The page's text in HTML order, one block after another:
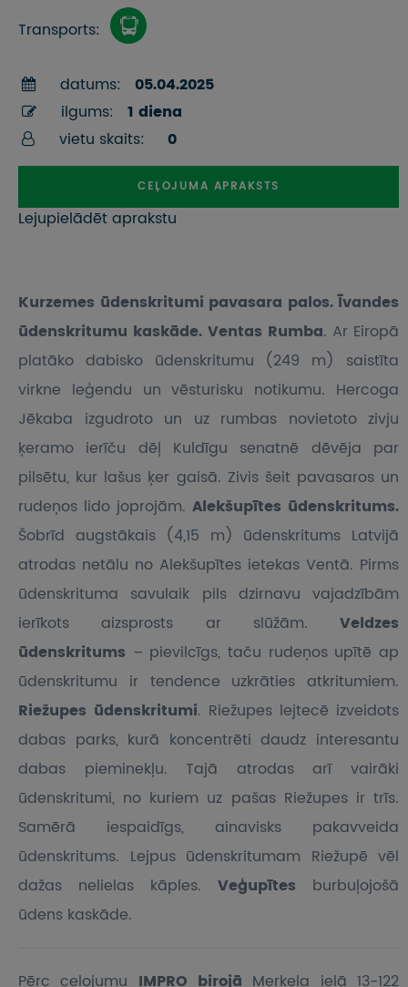
Transports:
datums:
05.04.2025
ilgums:
1 diena
vietu skaits:
0
CEĻOJUMA APRAKSTS
Lejupielādēt aprakstu
Kurzemes ūdenskritumi pavasara palos. Īvandes
ūdenskritumu kaskāde. Ventas Rumba. Ar Eiropā
platāko dabisko ūdenskritumu (249 m) saistīta
virkne leģendu un vēsturisku notikumu. Hercoga
Jēkaba izgudroto un uz rumbas novietoto zivju
ķeramo ierīču dēļ Kuldīgu senatnē dēvēja par
pilsētu, kur lašus ķer gaisā. Zivis šeit pavasaros un
rudeņos lido joprojām. Alekšupītes ūdenskritums.
Šobrīd augstākais (4,15 m) ūdenskritums Latvijā
atrodas netālu no Alekšupītes ietekas Ventā. Pirms
ūdenskrituma savulaik pils dzirnavu vajadzībām
ierīkots aizsprosts ar slūžām. Veldzes
ūdenskritums – pievilcīgs, taču rudeņos upītē ap
ūdenskritumu ir tendence uzkrāties atkritumiem.
Riežupes ūdenskritumi. Riežupes lejtecē izveidots
dabas parks, kurā koncentrēti daudz interesantu
dabas pieminekļu. Tajā atrodas arī vairāki
ūdenskritumi, no kuriem uz pašas Riežupes ir trīs.
Samērā iespaidīgs, ainavisks pakavveida
ūdenskritums. Lejpus ūdenskritumam Riežupē vēl
dažas nelielas kāples. Veģupītes burbuļojošā
ūdens kaskāde.
Pērc ceļojumu IMPRO birojā Merķela ielā 13-122